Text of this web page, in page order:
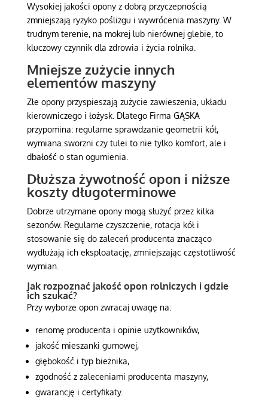
Wysokiej jakości opony z dobrą przyczepnością
zmniejszają ryzyko poślizgu i wywrócenia maszyny. W
trudnym terenie, na mokrej lub nierównej glebie, to
kluczowy czynnik dla zdrowia i życia rolnika.
Mniejsze zużycie innych
elementów maszyny
Złe opony przyspieszają zużycie zawieszenia, układu
kierowniczego i łożysk. Dlatego Firma GĄSKA
przypomina: regularne sprawdzanie geometrii kół,
wymiana sworzni czy tulei to nie tylko komfort, ale i
dbałość o stan ogumienia.
Dłuższa żywotność opon i niższe
koszty długoterminowe
Dobrze utrzymane opony mogą służyć przez kilka
sezonów. Regularne czyszczenie, rotacja kół i
stosowanie się do zaleceń producenta znacząco
wydłużają ich eksploatację, zmniejszając częstotliwość
wymian.
Jak rozpoznać jakość opon rolniczych i gdzie
ich szukać?
Przy wyborze opon zwracaj uwagę na:
renomę producenta i opinie użytkowników,
jakość mieszanki gumowej,
głębokość i typ bieżnika,
zgodność z zaleceniami producenta maszyny,
gwarancję i certyfikaty.